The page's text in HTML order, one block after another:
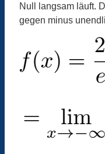
Null langsam läuft.
gegen minus